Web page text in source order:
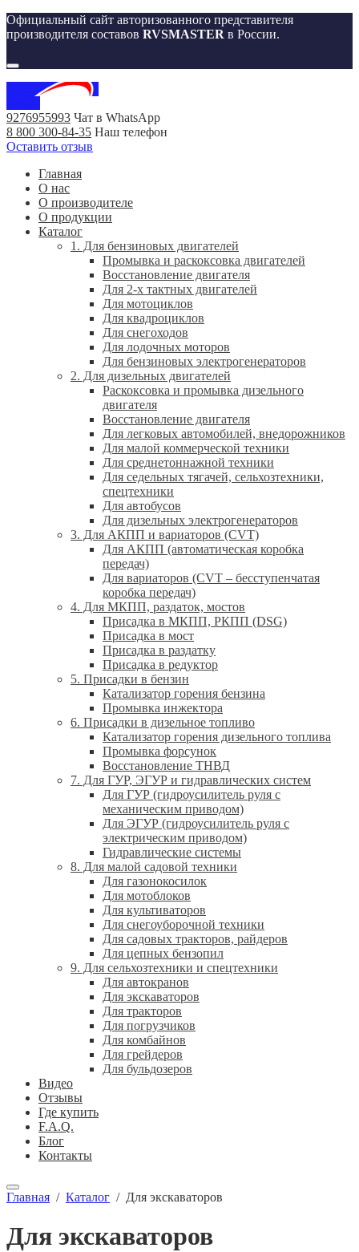
Официальный сайт авторизованного представителя
производителя составов RVSMASTER в России.
9276955993 Чат в WhatsApp
8 800 300-84-35 Наш телефон
Оставить отзыв
Главная
О нас
О производителе
О продукции
Каталог
1. Для бензиновых двигателей
Промывка и раскоксовка двигателей
Восстановление двигателя
Для 2-х тактных двигателей
Для мотоциклов
Для квадроциклов
Для снегоходов
Для лодочных моторов
Для бензиновых электрогенераторов
2. Для дизельных двигателей
Раскоксовка и промывка дизельного
двигателя
Восстановление двигателя
Для легковых автомобилей, внедорожников
Для малой коммерческой техники
Для среднетоннажной техники
Для седельных тягачей, сельхозтехники,
спецтехники
Для автобусов
Для дизельных электрогенераторов
3. Для АКПП и вариаторов (CVT)
Для АКПП (автоматическая коробка
передач)
Для вариаторов (CVT – бесступенчатая
коробка передач)
4. Для МКПП, раздаток, мостов
Присадка в МКПП, РКПП (DSG)
Присадка в мост
Присадка в раздатку
Присадка в редуктор
5. Присадки в бензин
Катализатор горения бензина
Промывка инжектора
6. Присадки в дизельное топливо
Катализатор горения дизельного топлива
Промывка форсунок
Восстановление ТНВД
7. Для ГУР, ЭГУР и гидравлических систем
Для ГУР (гидроусилитель руля с
механическим приводом)
Для ЭГУР (гидроусилитель руля с
электрическим приводом)
Гидравлические системы
8. Для малой садовой техники
Для газонокосилок
Для мотоблоков
Для культиваторов
Для снегоуборочной техники
Для садовых тракторов, райдеров
Для цепных бензопил
9. Для сельхозтехники и спецтехники
Для автокранов
Для экскаваторов
Для тракторов
Для погрузчиков
Для комбайнов
Для грейдеров
Для бульдозеров
Видео
Отзывы
Где купить
F.A.Q.
Блог
Контакты
Главная / Каталог / Для экскаваторов
Для экскаваторов